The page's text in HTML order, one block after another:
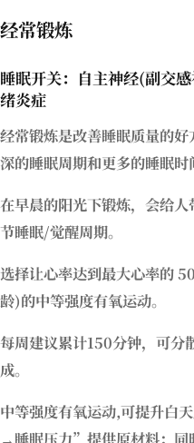
经常锻炼
睡眠开关：自主神经(副交
绪炎症
经常锻炼是改善睡眠质量的
深的睡眠周期和更多的睡眠时
在早晨的阳光下锻炼，会给
节睡眠/觉醒周期。
选择让心率达到最大心率的
龄)的中等强度有氧运动。
每周建议累计150分钟，可分
成。
中等强度有氧运动,可提升白
→睡眠压力”提供原材料；同